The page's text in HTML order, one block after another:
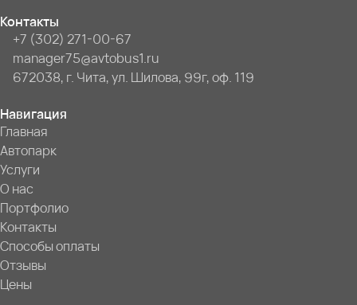
Контакты
+7 (302) 271-00-67
manager75@avtobus1.ru
672038, г. Чита, ул. Шилова, 99г, оф. 119
Навигация
Главная
Автопарк
Услуги
О нас
Портфолио
Контакты
Способы оплаты
Отзывы
Цены